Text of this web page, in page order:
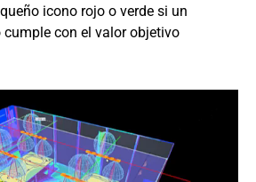
icono rojo o verde si un
con el valor objetivo